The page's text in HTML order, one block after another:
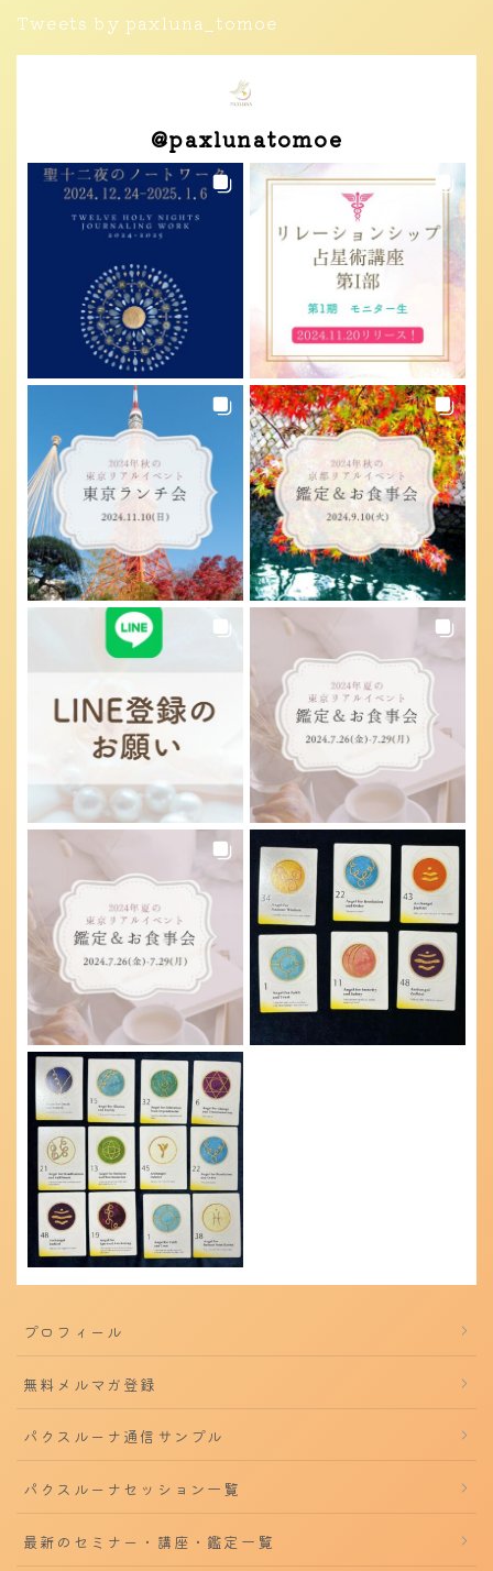
Tweets by paxluna_tomoe
@paxlunatomoe
プロフィール
無料メルマガ登録
パクスルーナ通信サンプル
パクスルーナセッション一覧
最新のセミナー・講座・鑑定一覧